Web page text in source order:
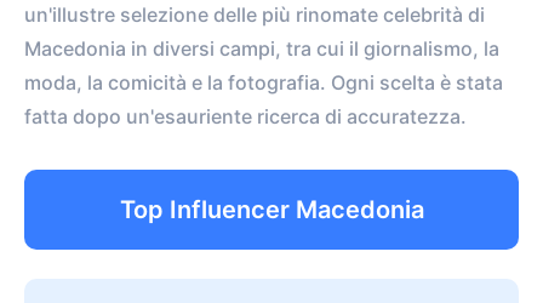
un'illustre selezione delle più rinomate celebrità di
Macedonia in diversi campi, tra cui il giornalismo, la
moda, la comicità e la fotografia. Ogni scelta è stata
fatta dopo un'esauriente ricerca di accuratezza.
Top Influencer Macedonia